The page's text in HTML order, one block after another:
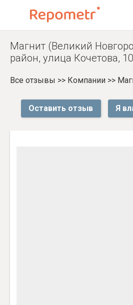
Магнит (Великий
район, улица Кочетова,
Все отзывы >> Компании >>
Оставить отзыв Я